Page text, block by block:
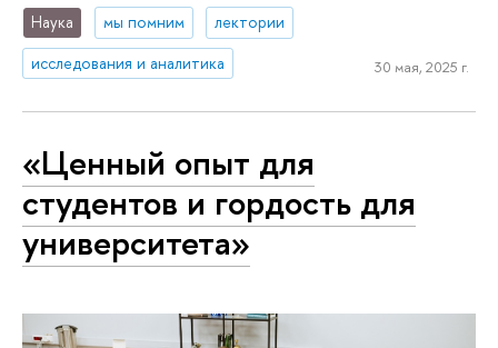
Наука мы помним
лектории
исследования и аналитика
30 мая, 2025 г.
«Ценный опыт для
студентов и гордость для
университета»